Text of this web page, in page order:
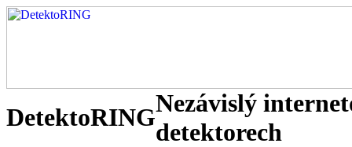
DetektoRINGNezávislý
detektorech